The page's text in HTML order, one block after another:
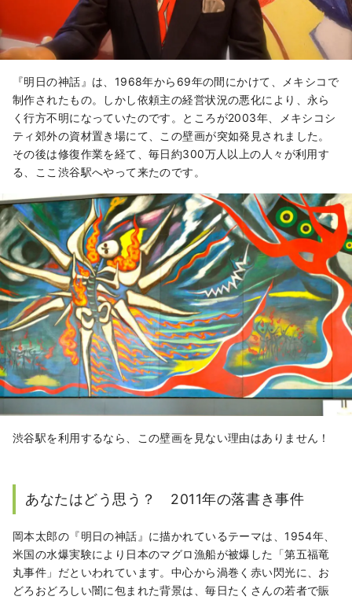
『明日の神話』は、1968年から69年の間にかけて、メキシコで
制作されたもの。しかし依頼主の経営状況の悪化により、永ら
く行方不明になっていたのです。ところが2003年、メキシコシ
ティ郊外の資材置き場にて、この壁画が突如発見されました。
その後は修復作業を経て、毎日約300万人以上の人々が利用す
る、ここ渋谷駅へやって来たのです。
渋谷駅を利用するなら、この壁画を見ない理由はありません！
あなたはどう思う？ 2011年の落書き事件
岡本太郎の『明日の神話』に描かれているテーマは、1954年、
米国の水爆実験により日本のマグロ漁船が被爆した「第五福竜
丸事件」だといわれています。中心から渦巻く赤い閃光に、お
どろおどろしい闇に包まれた背景は、毎日たくさんの若者で賑